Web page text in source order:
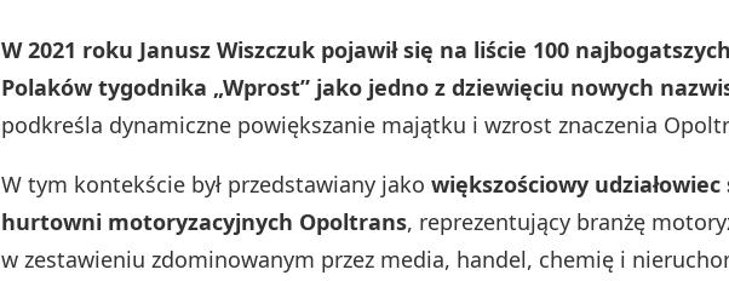
W 2021 roku Janusz Wiszczuk pojawił się na liście 100 najbogatszych
Polaków tygodnika „Wprost” jako jedno z dziewięciu nowych
podkreśla dynamiczne powiększanie majątku i wzrost znaczenia
W tym kontekście był przedstawiany jako większościowy udziałowiec
hurtowni motoryzacyjnych Opoltrans, reprezentujący branżę
w zestawieniu zdominowanym przez media, handel, chemię i